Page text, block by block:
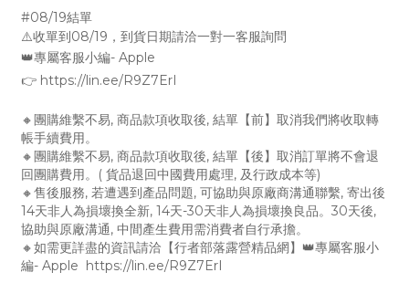
#08/19結單
⚠️收單到08/19，到貨日期請洽一對一客服詢問
👑專屬客服小編- Apple
👉 https://lin.ee/R9Z7ErI
🔸團購維繫不易, 商品款項收取後, 結單【前】取消我們將收取轉
帳手續費用。
🔸團購維繫不易, 商品款項收取後, 結單【後】取消訂單將不會退
回團購費用。( 貨品退回中國費用處理, 及行政成本等)
🔸售後服務, 若遭遇到產品問題, 可協助與原廠商溝通聯繫, 寄出後
14天非人為損壞換全新, 14天-30天非人為損壞換良品。30天後,
協助與原廠溝通, 中間產生費用需消費者自行承擔。
🔸如需更詳盡的資訊請洽【行者部落露營精品網】👑專屬客服小
編- Apple https://lin.ee/R9Z7ErI